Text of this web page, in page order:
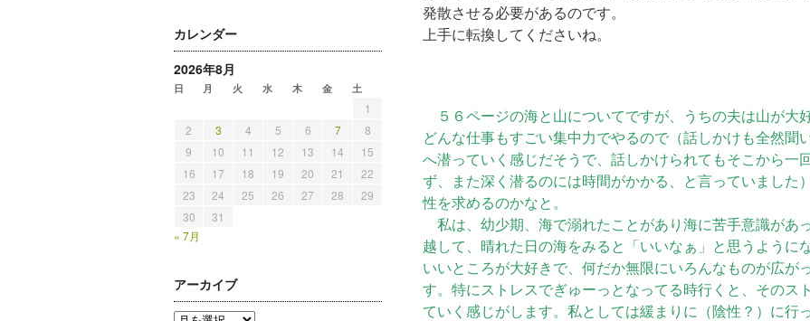
発散させる必要があるのです。
上手に転換してくださいね。
５６ページの海と山についてですが、うちの夫は山が大
どんな仕事もすごい集中力でやるので（話しかけも全然聞
へ潜っていく感じだそうで、話しかけられてもそこから一
ず、また深く潜るのには時間がかかる、と言っていました
性を求めるのかなと。
私は、幼少期、海で溺れたことがあり海に苦手意識があ
越して、晴れた日の海をみると「いいなぁ」と思うように
いいところが大好きで、何だか無限にいろんなものが広が
す。特にストレスでぎゅーっとなってる時行くと、そのス
ていく感じがします。私としては緩まりに（陰性？）に行
カレンダー
2026年8月
日 月 火 水 木 金 土
1
2
3 4 5 6 7
8
9
10 11 12 13 14
15
16
17 18 19 20 21
22
23
24 25 26 27 28
29
30
31
« 7月
アーカイブ
ア